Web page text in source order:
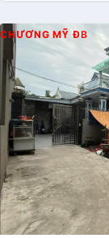
CHƯƠNG MỸ ĐB